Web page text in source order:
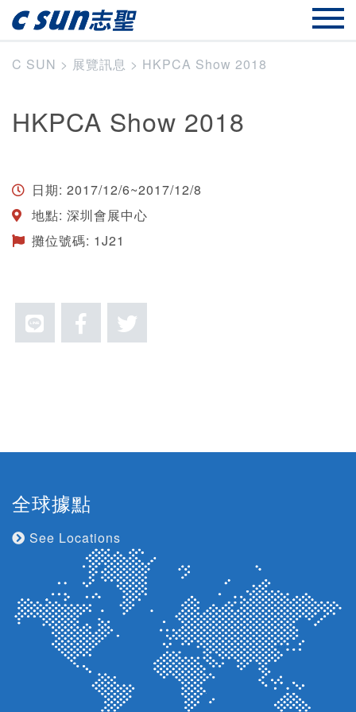
C SUN > 展覽訊息 > HKPCA Show 2018
HKPCA Show 2018
日期: 2017/12/6~2017/12/8
地點: 深圳會展中心
攤位號碼: 1J21
全球據點
See Locations